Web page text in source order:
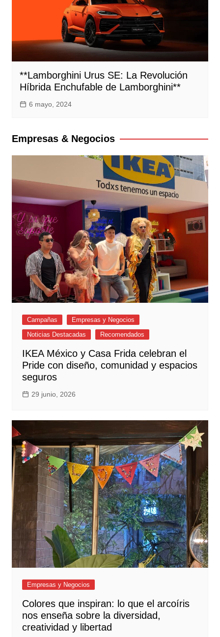
**Lamborghini Urus SE: La Revolución
Híbrida Enchufable de Lamborghini**
6 mayo, 2024
Empresas & Negocios
Campañas
Empresas y Negocios
Noticias Destacadas
Recomendados
IKEA México y Casa Frida celebran el
Pride con diseño, comunidad y espacios
seguros
29 junio, 2026
Empresas y Negocios
Colores que inspiran: lo que el arcoíris
nos enseña sobre la diversidad,
creatividad y libertad